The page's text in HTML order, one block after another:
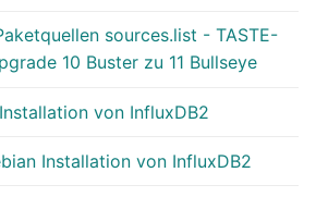
sources.list - TASTE-
10 Buster zu 11 Bullseye
von InfluxDB2
Installation von InfluxDB2